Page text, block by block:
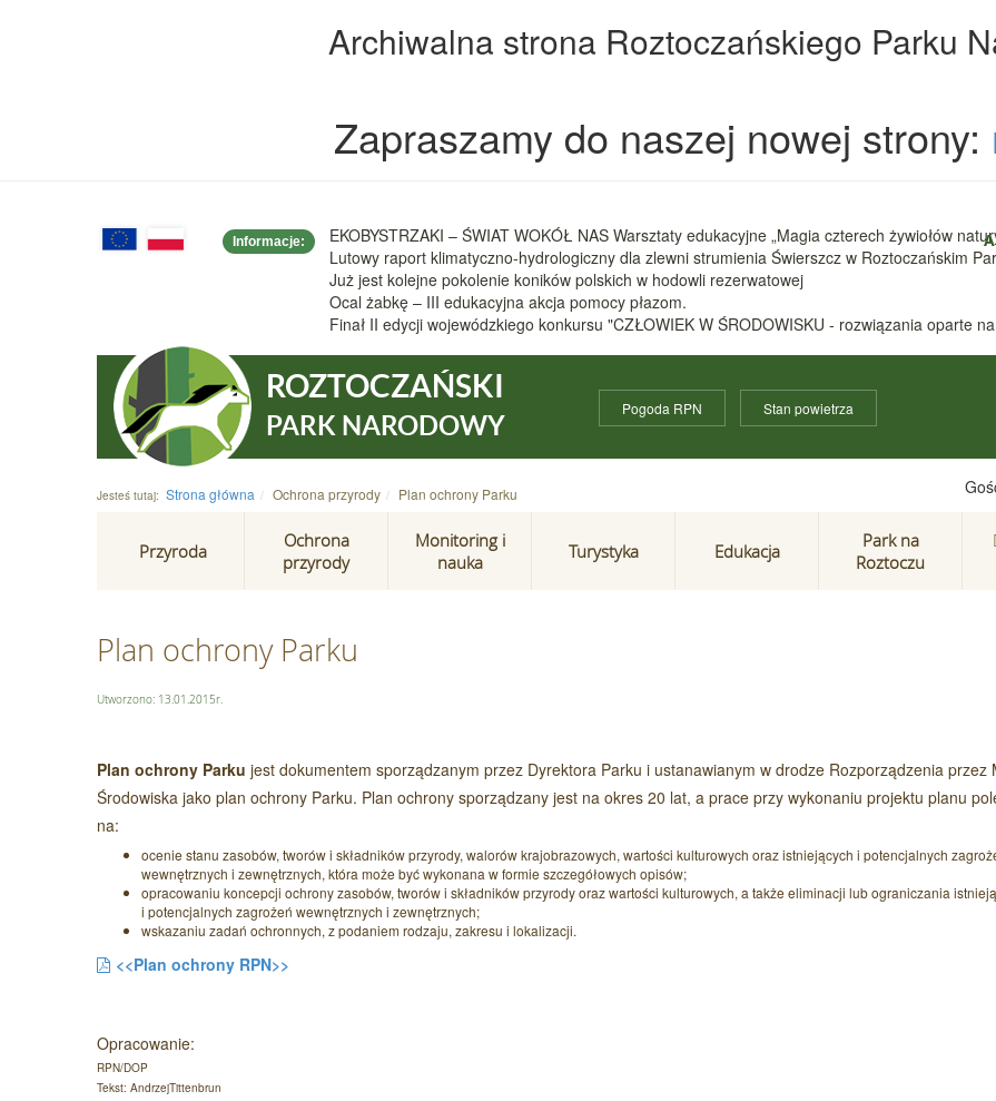
Archiwalna strona Roztoczańskiego Parku
Zapraszamy do naszej nowej strony:
Informacje:
EKOBYSTRZAKI – ŚWIAT WOKÓŁ NAS Warsztaty edukacyjne „Magia czterech żywiołów
Lutowy raport klimatyczno-hydrologiczny dla zlewni strumienia Świerszcz w Roztoczańskim
Już jest kolejne pokolenie koników polskich w hodowli rezerwatowej
Ocal żabkę – III edukacyjna akcja pomocy płazom.
Finał II edycji wojewódzkiego konkursu "CZŁOWIEK W ŚRODOWISKU - rozwiązania oparte
A
ROZTOCZAŃSKI
PARK NARODOWY
Pogoda RPN Stan powietrza
Jesteś tutaj: Strona główna Ochrona przyrody Plan ochrony Parku
Przyroda
Ochrona
przyrody
Monitoring i
nauka
Turystyka Edukacja
Park na
Roztoczu
Plan ochrony Parku
Utworzono: 13.01.2015r.
Plan ochrony Parku jest dokumentem sporządzanym przez Dyrektora Parku i ustanawianym w drodze Rozporządzenia przez
Środowiska jako plan ochrony Parku. Plan ochrony sporządzany jest na okres 20 lat, a prace przy wykonaniu projektu planu
na:
ocenie stanu zasobów, tworów i składników przyrody, walorów krajobrazowych, wartości kulturowych oraz istniejących i potencjalnych
wewnętrznych i zewnętrznych, która może być wykonana w formie szczegółowych opisów;
opracowaniu koncepcji ochrony zasobów, tworów i składników przyrody oraz wartości kulturowych, a także eliminacji lub ograniczania
i potencjalnych zagrożeń wewnętrznych i zewnętrznych;
wskazaniu zadań ochronnych, z podaniem rodzaju, zakresu i lokalizacji.
<<Plan ochrony RPN>>
Opracowanie:
RPN/DOP
Tekst: AndrzejTittenbrun